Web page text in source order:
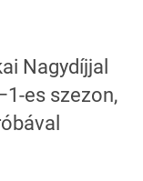
Nagydíjjal
es szezon,